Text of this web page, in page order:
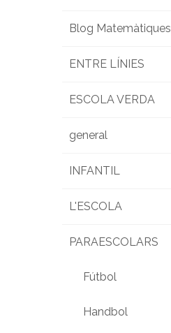
Blog Matemàtiques
ENTRE LÍNIES
ESCOLA VERDA
general
INFANTIL
L'ESCOLA
PARAESCOLARS
Fútbol
Handbol